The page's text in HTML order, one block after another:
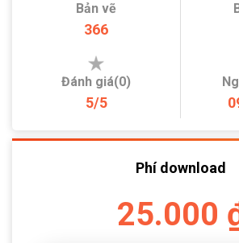
Bản vẽ
366
Đánh giá(0)
5/5
Phí download
25.000